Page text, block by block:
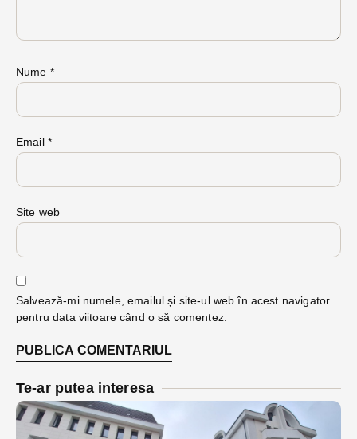
Nume *
Email *
Site web
Salvează-mi numele, emailul și site-ul web în acest navigator
pentru data viitoare când o să comentez.
Te-ar putea interesa